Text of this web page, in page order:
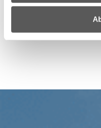
E-Mail:
www.frauenberatung-